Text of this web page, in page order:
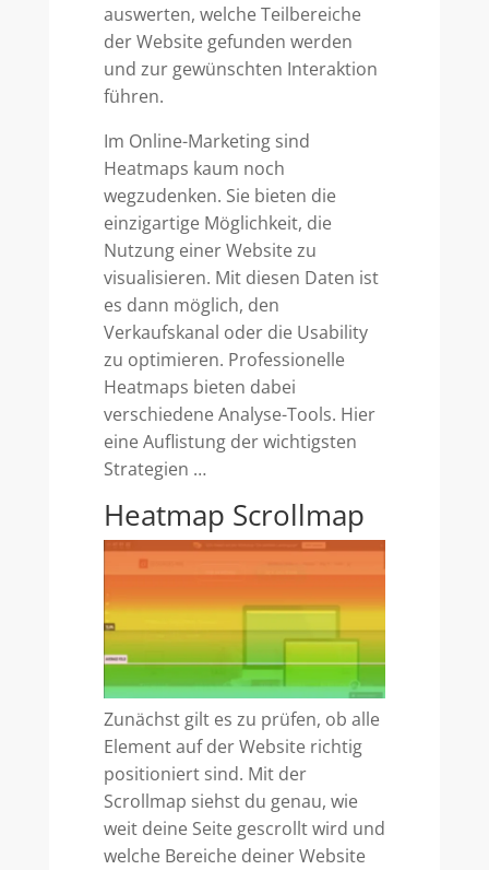
auswerten, welche Teilbereiche
der Website gefunden werden
und zur gewünschten Interaktion
führen.
Im Online-Marketing sind
Heatmaps kaum noch
wegzudenken. Sie bieten die
einzigartige Möglichkeit, die
Nutzung einer Website zu
visualisieren. Mit diesen Daten ist
es dann möglich, den
Verkaufskanal oder die Usability
zu optimieren. Professionelle
Heatmaps bieten dabei
verschiedene Analyse-Tools. Hier
eine Auflistung der wichtigsten
Strategien …
Heatmap Scrollmap
Zunächst gilt es zu prüfen, ob alle
Element auf der Website richtig
positioniert sind. Mit der
Scrollmap siehst du genau, wie
weit deine Seite gescrollt wird und
welche Bereiche deiner Website